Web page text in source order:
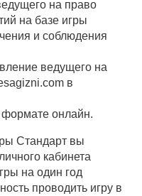
на право
на базе игры
и соблюдения
ведущего на
в
онлайн.
Стандарт вы
кабинета
на один год
проводить игру в